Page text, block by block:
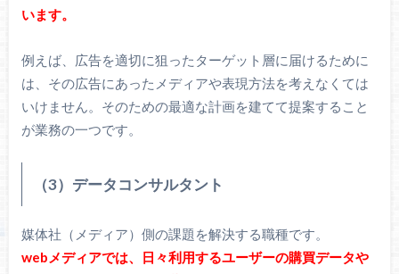
います。
例えば、広告を適切に狙ったターゲット層に届けるために
は、その広告にあったメディアや表現方法を考えなくては
いけません。そのための最適な計画を建てて提案すること
が業務の一つです。
（3）データコンサルタント
媒体社（メディア）側の課題を解決する職種です。
webメディアでは、日々利用するユーザーの購買データや